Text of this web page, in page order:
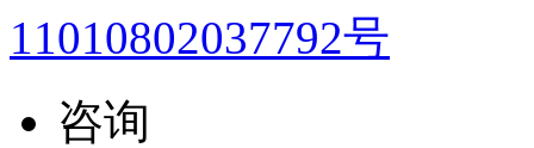
11010802037792号
咨询